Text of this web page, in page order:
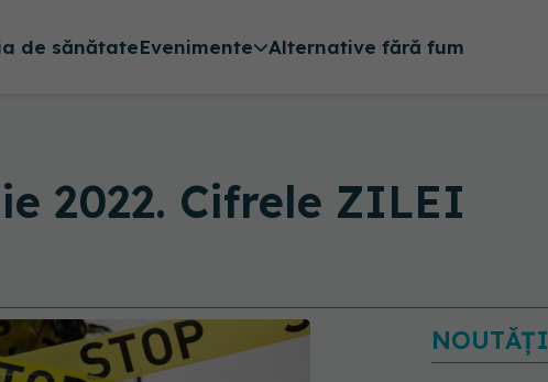
de sănătateEvenimente Alternative fără fum
2022. Cifrele ZILEI
NOUTĂȚI